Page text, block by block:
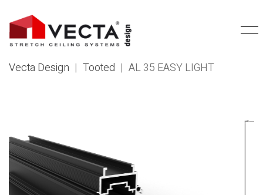
Vecta Design | Tooted | AL 35 EASY LIGHT